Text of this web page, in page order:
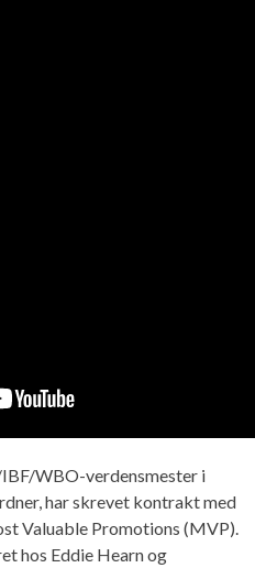
WBO-verdensmester i
har skrevet kontrakt med
Valuable Promotions (MVP).
hos Eddie Hearn og